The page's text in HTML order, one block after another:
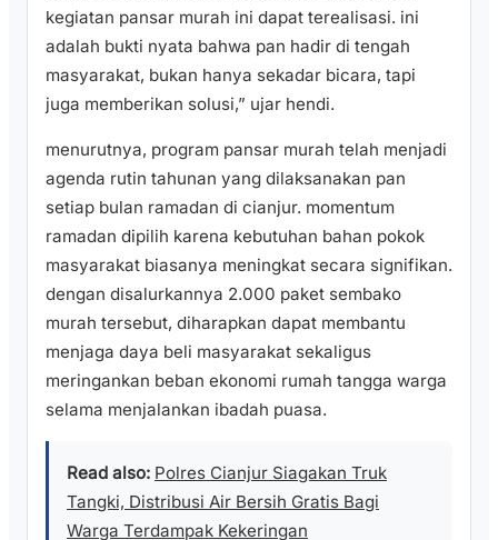
kegiatan pansar murah ini dapat terealisasi. ini
adalah bukti nyata bahwa pan hadir di tengah
masyarakat, bukan hanya sekadar bicara, tapi
juga memberikan solusi,” ujar hendi.
menurutnya, program pansar murah telah menjadi
agenda rutin tahunan yang dilaksanakan pan
setiap bulan ramadan di cianjur. momentum
ramadan dipilih karena kebutuhan bahan pokok
masyarakat biasanya meningkat secara signifikan.
dengan disalurkannya 2.000 paket sembako
murah tersebut, diharapkan dapat membantu
menjaga daya beli masyarakat sekaligus
meringankan beban ekonomi rumah tangga warga
selama menjalankan ibadah puasa.
Read also: Polres Cianjur Siagakan Truk
Tangki, Distribusi Air Bersih Gratis Bagi
Warga Terdampak Kekeringan